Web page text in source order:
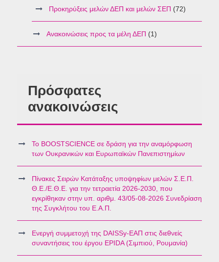
Προκηρύξεις μελών ΔΕΠ και μελών ΣΕΠ (72)
Ανακοινώσεις προς τα μέλη ΔΕΠ (1)
Πρόσφατες
ανακοινώσεις
Το BOOSTSCIENCE σε δράση για την αναμόρφωση
των Ουκρανικών και Ευρωπαϊκών Πανεπιστημίων
Πίνακες Σειρών Κατάταξης υποψηφίων μελών Σ.Ε.Π.
Θ.Ε./Ε.Θ.Ε. για την τετραετία 2026-2030, που
εγκρίθηκαν στην υπ. αριθμ. 43/05-08-2026 Συνεδρίαση
της Συγκλήτου του Ε.Α.Π.
Ενεργή συμμετοχή της DAISSy-ΕΑΠ στις διεθνείς
συναντήσεις του έργου EPIDA (Σιμπιού, Ρουμανία)